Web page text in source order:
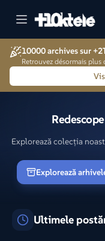
10000 archives sur
Retrouvez désormais
Explorează colecția
Explorează
Ultimele